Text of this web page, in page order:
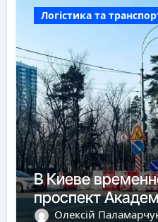
Логістика та
В Киеве
проспект
Олексій